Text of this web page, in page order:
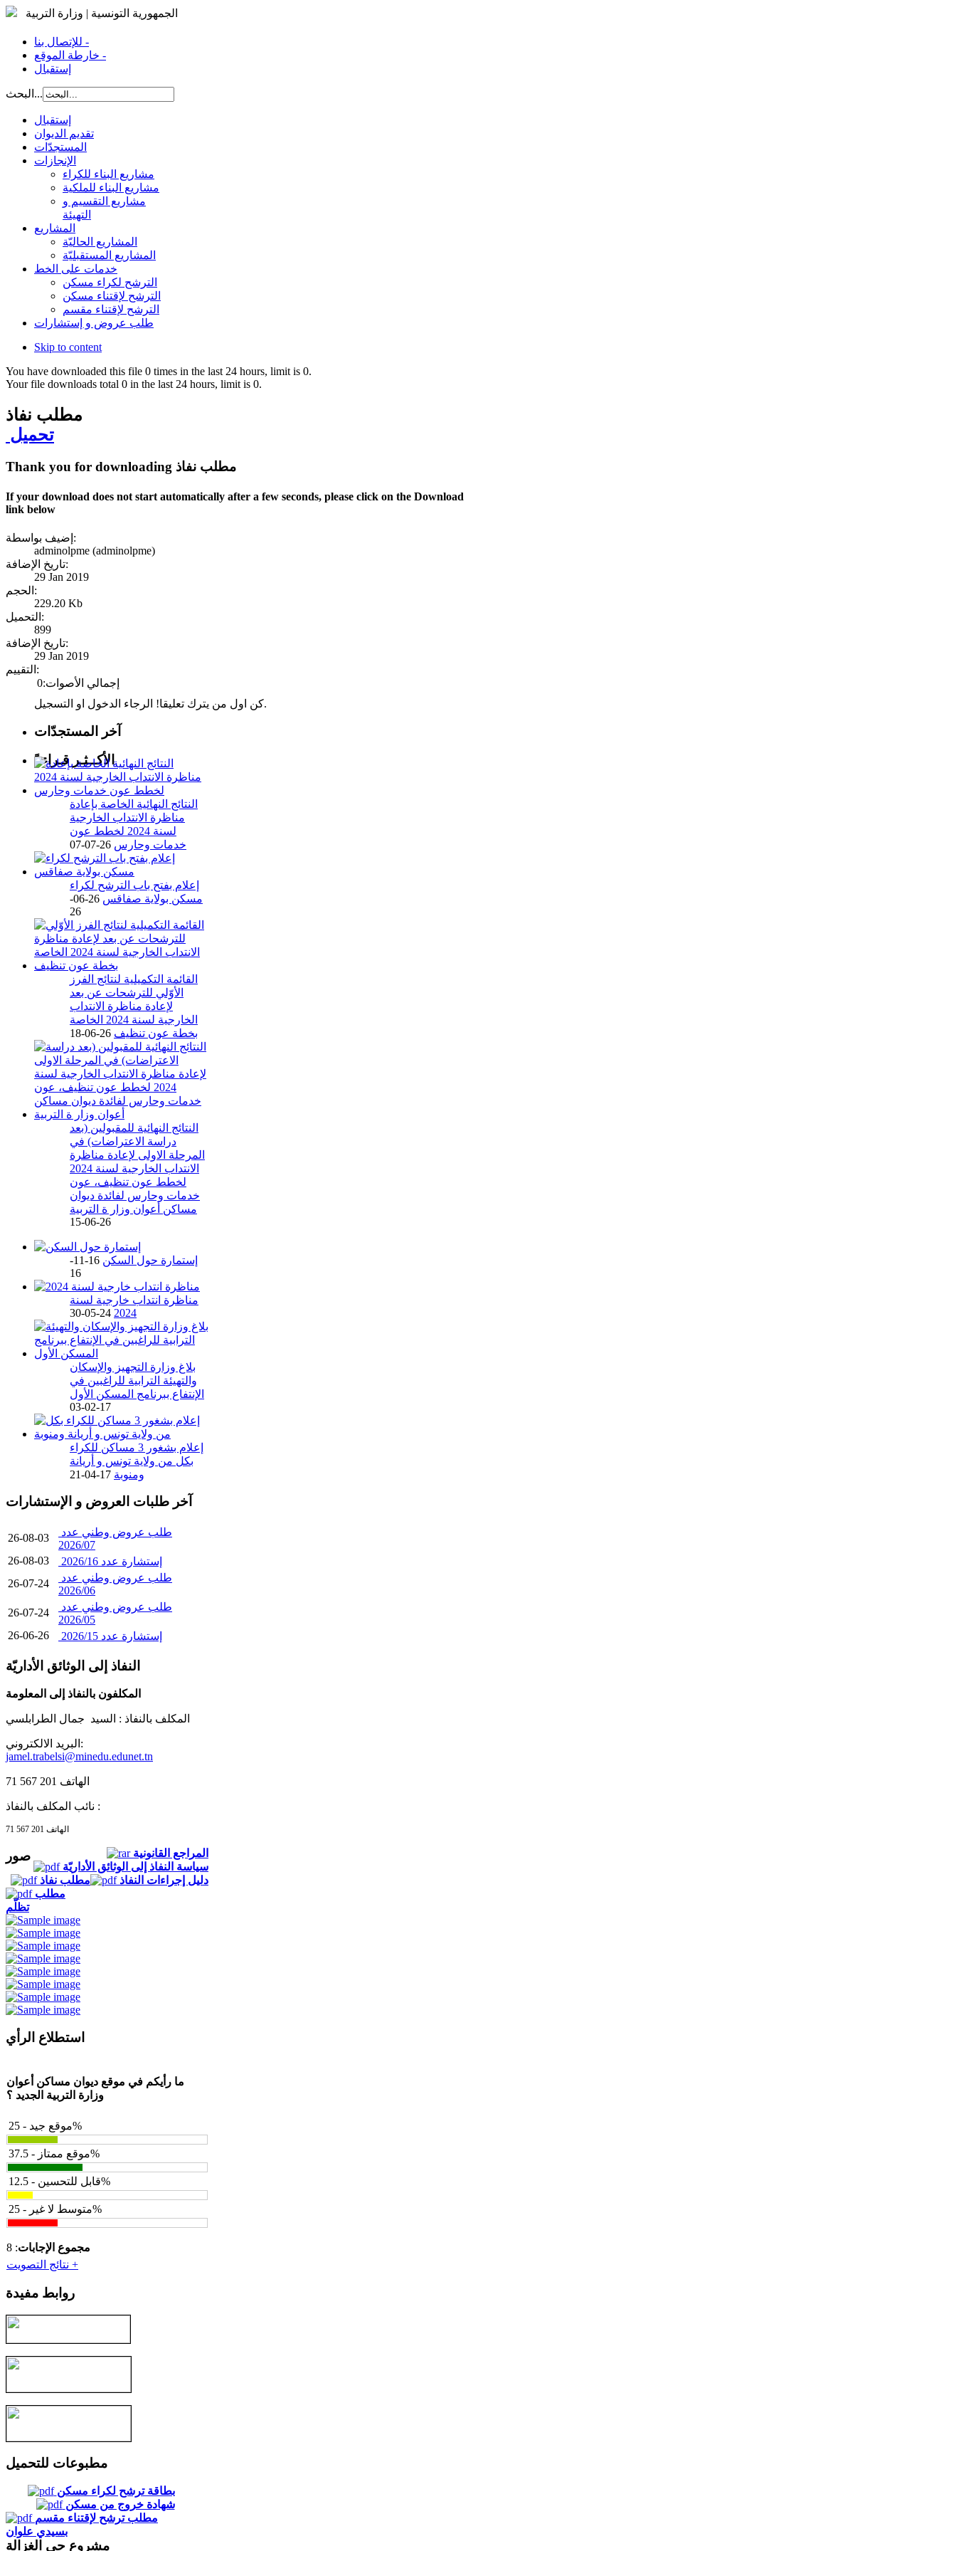
الجمهورية التونسية | وزارة التربية
للإتصال بنا -
خارطة الموقع -
إستقبال
البحث...
إستقبال
تقديم الديوان
المستجدّات
الإنجازات
مشاريع البناء للكراء
مشاريع البناء للملكية
مشاريع التقسيم و
التهيئة
المشاريع
المشاريع الحاليّة
المشاريع المستقبليّة
خدمات على الخط
الترشح لكراء مسكن
الترشح لإقتناء مسكن
الترشح لإقتناء مقسم
طلب عروض و إستشارات
Skip to content
You have downloaded this file 0 times in the last 24 hours, limit is 0.
Your file downloads total 0 in the last 24 hours, limit is 0.
مطلب نفاذ
تحميل
Thank you for downloading مطلب نفاذ
If your download does not start automatically after a few seconds, please click on the Download
link below
إضيف بواسطة:
adminolpme (adminolpme)
تاريخ الإضافة:
29 Jan 2019
الحجم:
229.20 Kb
التحميل:
899
تاريخ الإضافة:
29 Jan 2019
التقييم:
إجمالي الأصوات:0
كن اول من يترك تعليقا! الرجاء الدخول او التسجيل.
آخر المستجدّات
الأكــثـر قـراءةً
النتائج النهائية الخاصة بإعادة
مناظرة الانتداب الخارجية
لسنة 2024 لخطط عون
خدمات وحارس 26-07-07
إعلام بفتح باب الترشح لكراء
مسكن بولاية صفاقس
26-06-
26
القائمة التكميلية لنتائج الفرز
الأوّلي للترشحات عن بعد
لإعادة مناظرة الانتداب
الخارجية لسنة 2024 الخاصة
بخطة عون تنظيف 26-06-18
النتائج النهائية للمقبولين (بعد
دراسة الاعتراضات) في
المرحلة الاولى لإعادة مناظرة
الانتداب الخارجية لسنة 2024
لخطط عون تنظيف، عون
خدمات وحارس لفائدة ديوان
مساكن أعوان وزار ة التربية
26-06-15
إستمارة حول السكن
16-11-
16
مناظرة انتداب خارجية لسنة
2024
24-05-30
بلاغ وزارة التجهيز والإسكان
والتهيئة الترابية للراغبين في
الإنتفاع ببرنامج المسكن الأول
17-02-03
إعلام بشغور 3 مساكن للكراء
بكل من ولاية تونس و أريانة
ومنوبة 17-04-21
آخر طلبات العروض و الإستشارات
26-08-03
2026/07
26-08-03
إستشارة عدد 2026/16
26-07-24
2026/06
26-07-24
2026/05
26-06-26
إستشارة عدد 2026/15
النفاذ إلى الوثائق الأداريّة
المكلفون بالنفاذ إلى المعلومة
المكلف بالنفاذ : السيد جمال الطرابلسي
البريد الالكتروني:
jamel.trabelsi@minedu.edunet.tn
نائب المكلف بالنفاذ :
المراجع القانونية
سياسة النفاذ إلى الوثائق الأداريّة
دليل إجراءات النفاذ
مطلب نفاذ
مطلب
تظلّم
صور
استطلاع الرأي
ما رأيكم في موقع ديوان مساكن أعوان
وزارة التربية الجديد ؟
موقع جيد - 25%
موقع ممتاز - 37.5%
قابل للتحسين - 12.5%
متوسط لا غير - 25%
مجموع الإجابات: 8
نتائج التصويت +
روابط مفيدة
مطبوعات للتحميل
بطاقة ترشح لكراء مسكن
شهادة خروج من مسكن
مطلب ترشح لإقتناء مقسم
بسيدي علوان
مشروع حي الغزالة